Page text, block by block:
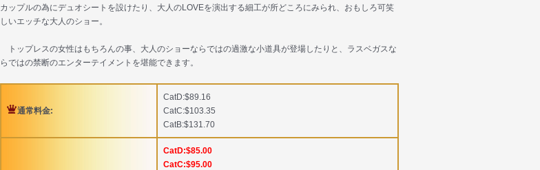
カップルの為にデュオシートを設けたり、大人のLOVEを演出する細工が所どころにみられ、おもしろ可笑
しいエッチな大人のショー。
トップレスの女性はもちろんの事、大人のショーならではの過激な小道具が登場したりと、ラスベガスな
らではの禁断のエンターテイメントを堪能できます。
通常料金:
CatD:$89.16
CatC:$103.35
CatB:$131.70
CatD:$85.00
CatC:$95.00